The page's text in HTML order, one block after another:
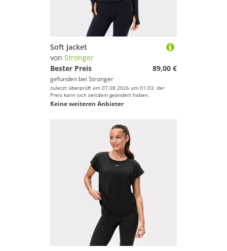
Soft Jacket
von Stronger
Bester Preis
89,00 €
gefunden bei Stronger
zuletzt überprüft am 07.08.2026 um 01:03; der
Preis kann sich seitdem geändert haben.
Keine weiteren Anbieter